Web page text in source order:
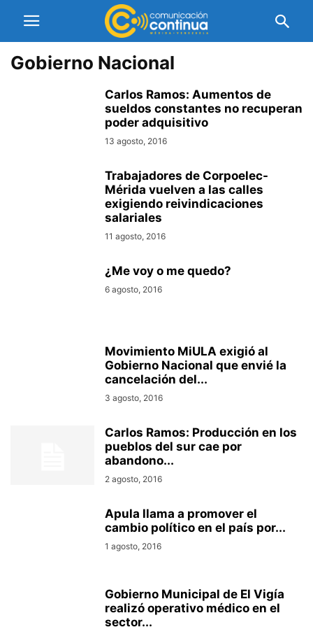
Gobierno Nacional
Carlos Ramos: Aumentos de
sueldos constantes no recuperan
poder adquisitivo
13 agosto, 2016
Trabajadores de Corpoelec-
Mérida vuelven a las calles
exigiendo reivindicaciones
salariales
11 agosto, 2016
¿Me voy o me quedo?
6 agosto, 2016
Movimiento MiULA exigió al
Gobierno Nacional que envié la
cancelación del...
3 agosto, 2016
Carlos Ramos: Producción en los
pueblos del sur cae por
abandono...
2 agosto, 2016
Apula llama a promover el
cambio político en el país por...
1 agosto, 2016
Gobierno Municipal de El Vigía
realizó operativo médico en el
sector...